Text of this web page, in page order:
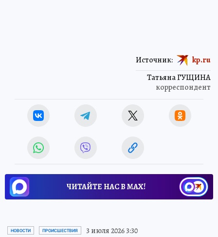
Татьяна ГУЩИНА
корреспондент
Источник: kp.ru
ЧИТАЙТЕ НАС В МАХ!
НОВОСТИ ПРОИСШЕСТВИЯ 3 июля 2026 3:30